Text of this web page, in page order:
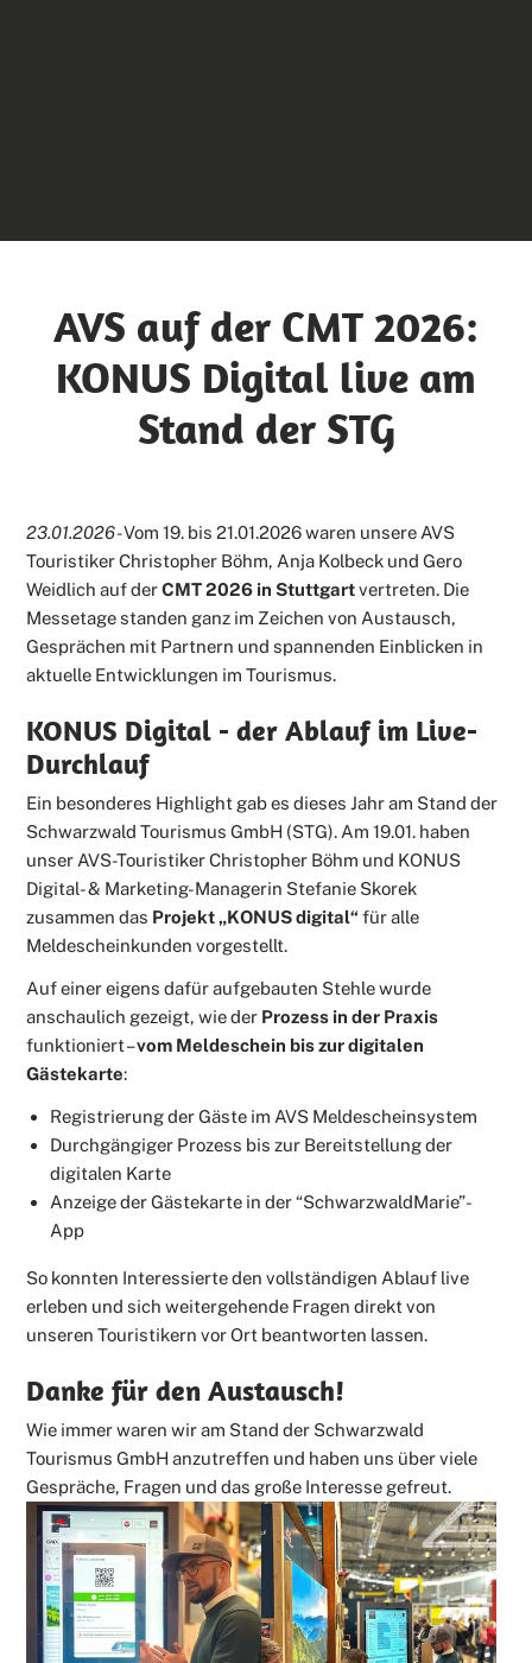
AVS auf der CMT 2026:
KONUS Digital live am
Stand der STG
23.01.2026 -Vom 19. bis 21.01.2026 waren unsere AVS
Touristiker Christopher Böhm, Anja Kolbeck und Gero
Weidlich auf derCMT 2026 in Stuttgartvertreten. Die
Messetage standen ganz im Zeichen von Austausch,
Gesprächen mit Partnern und spannenden Einblicken in
aktuelle Entwicklungen im Tourismus.
KONUS Digital - der Ablauf im Live-
Durchlauf
Ein besonderes Highlight gab es dieses Jahr am Stand der
Schwarzwald Tourismus GmbH (STG). Am 19.01. haben
unser AVS-Touristiker Christopher Böhm und KONUS
Digital- & Marketing-Managerin Stefanie Skorek
zusammen das Projekt „KONUS digital“ für alle
Meldescheinkunden vorgestellt.
Auf einer eigens dafür aufgebauten Stehle wurde
anschaulich gezeigt, wie der Prozess in der Praxis
funktioniert –vom Meldeschein bis zur digitalen
Gästekarte:
Registrierung der Gäste im AVS Meldescheinsystem
Durchgängiger Prozess bis zur Bereitstellung der
digitalen Karte
Anzeige der Gästekarte in der “SchwarzwaldMarie”-
App
So konnten Interessierte den vollständigen Ablauf live
erleben und sich weitergehende Fragen direkt von
unseren Touristikern vor Ort beantworten lassen.
Danke für den Austausch!
Wie immer waren wir am Stand der Schwarzwald
Tourismus GmbH anzutreffen und haben uns über viele
Gespräche, Fragen und das große Interesse gefreut.